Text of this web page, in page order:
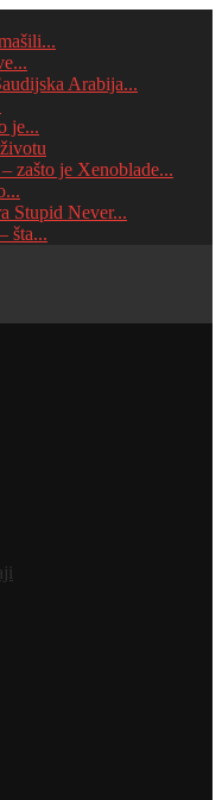
Arabija...
je...
zašto je Xenoblade...
Stupid Never...
šta...